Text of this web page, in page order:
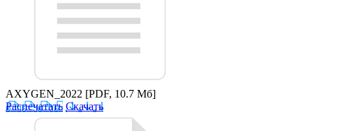
AXYGEN_2022 [PDF, 10.7 Мб]
Распечатать Скачать